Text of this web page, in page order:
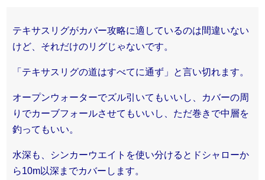
テキサスリグがカバー攻略に適しているのは間違いない
けど、それだけのリグじゃないです。
「テキサスリグの道はすべてに通ず」と言い切れます。
オープンウォーターでズル引いてもいいし、カバーの周
りでカーブフォールさせてもいいし、ただ巻きで中層を
釣ってもいい。
水深も、シンカーウエイトを使い分けるとドシャローか
ら10m以深までカバーします。